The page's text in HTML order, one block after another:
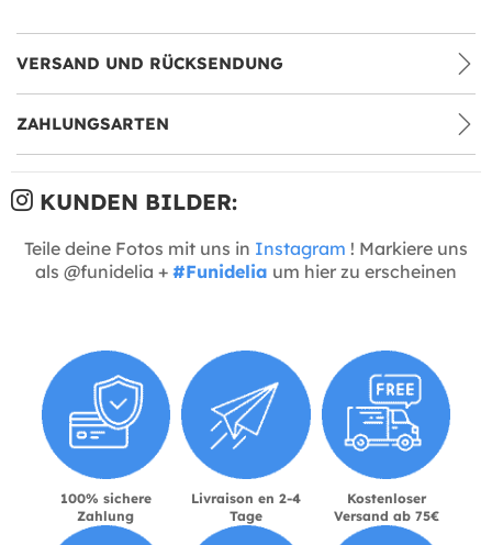
VERSAND UND RÜCKSENDUNG
ZAHLUNGSARTEN
KUNDEN BILDER:
Teile deine Fotos mit uns in Instagram ! Markiere uns
als @funidelia + #Funidelia um hier zu erscheinen
100% sichere
Zahlung
Livraison en 2-4
Tage
Kostenloser
Versand ab 75€